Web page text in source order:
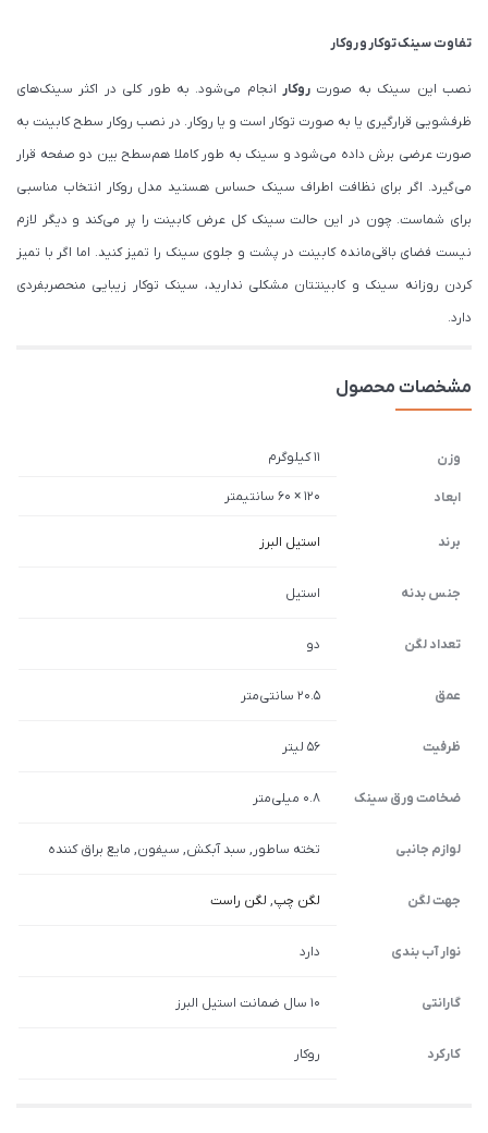
تفاوت سینک توکار و روکار
نصب این سینک به صورت روکارانجام می‌شود. به طور کلی در اکثر سینک‌های
ظرفشویی قرارگیری یا به صورت توکار است و یا روکار. در نصب روکار سطح کابینت به
صورت عرضی برش داده می‌شود و سینک به طور کاملا هم‌سطح بین دو صفحه قرار
می‌گیرد. اگر برای نظافت اطراف سینک حساس هستید مدل روکار انتخاب مناسبی
برای شماست. چون در این حالت سینک کل عرض کابینت را پر می‌کند و دیگر لازم
نیست فضای باقی‌مانده کابینت در پشت و جلوی سینک را تمیز کنید. اما اگر با تمیز
کردن روزانه سینک و کابینتتان مشکلی ندارید، سینک توکار زیبایی منحصربفردی
دارد.
مشخصات محصول
وزن 11 کیلوگرم
ابعاد 120 × 60 سانتیمتر
برند استیل البرز
جنس بدنه استیل
تعداد لگن دو
عمق 20.5 سانتی‌متر
ظرفیت 56 لیتر
ضخامت ورق سینک 0.8 میلی‌متر
لوازم جانبی تخته ساطور, سبد آبکش, سیفون, مایع براق کننده
جهت لگن لگن چپ, لگن راست
نوار آب بندی دارد
گارانتی 10 سال ضمانت استیل البرز
کارکرد روکار